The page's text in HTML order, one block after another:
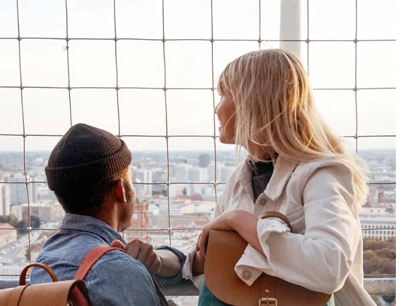
Calificación
Leer todas las reseñas